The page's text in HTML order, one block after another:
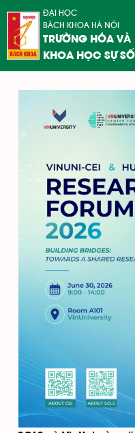
ĐẠI HỌC
BÁCH KHOA HÀ NỘI
TRƯỜNG HÓA VÀ
KHOA HỌC SỰ